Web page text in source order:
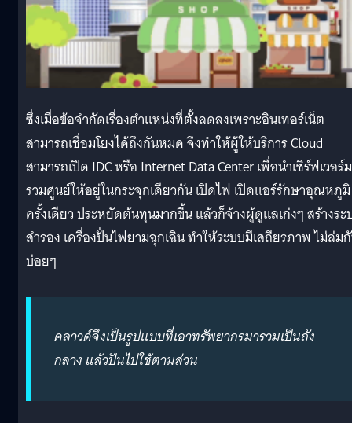
ซึ่งเมื่อข้อจำกัดเรื่องตำแหน่งที่ตั้งลดลงเพราะอินเทอร์เน็ต
สามารถเชื่อมโยงได้ถึงกันหมด จึงทำให้ผู้ให้บริการ Cloud
สามารถเปิด IDC หรือ Internet Data Center เพื่อนำเซิร์ฟเวอร์
รวมศูนย์ให้อยู่ในกระจุกเดียวกัน เปิดไฟ เปิดแอร์รักษาอุณหภูมิ
ครั้งเดียว ประหยัดต้นทุนมากขึ้น แล้วก็จ้างผู้ดูแลเก่งๆ สร้างระ
สำรอง เครื่องปั่นไฟยามฉุกเฉิน ทำให้ระบบมีเสถียรภาพ ไม่ล่ม
บ่อยๆ
คลาวด์จึงเป็นรูปแบบที่เอาทรัพยากรมารวมเป็นถัง
กลาง แล้วปันไปใช้ตามส่วน